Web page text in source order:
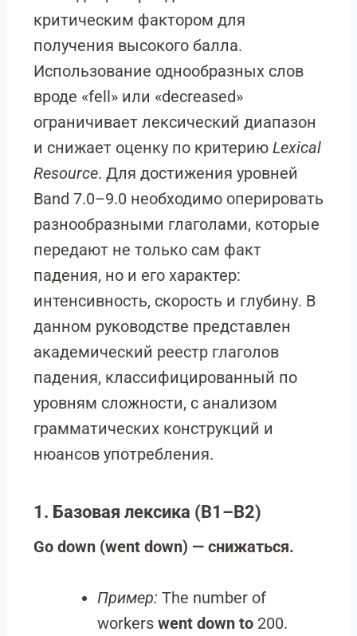
критическим фактором для
получения высокого балла.
Использование однообразных слов
вроде «fell» или «decreased»
ограничивает лексический диапазон
и снижает оценку по критерию Lexical
Resource. Для достижения уровней
Band 7.0–9.0 необходимо оперировать
разнообразными глаголами, которые
передают не только сам факт
падения, но и его характер:
интенсивность, скорость и глубину. В
данном руководстве представлен
академический реестр глаголов
падения, классифицированный по
уровням сложности, с анализом
грамматических конструкций и
нюансов употребления.
1. Базовая лексика (B1–B2)
Go down (went down) — снижаться.
Пример: The number of
workers went down to 200.